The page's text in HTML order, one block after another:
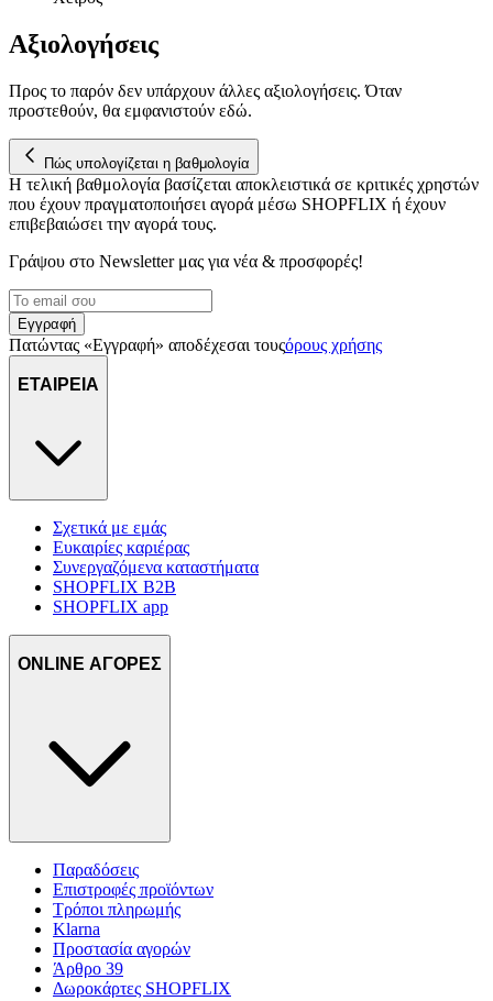
διεύθυνση IP σας, χρησιμοποιώντας τεχνολογία όπως cookies
για να αποθηκεύουμε και να έχουμε πρόσβαση σε πληροφορίες
στη συσκευή σας, με σκοπό την προβολή εξατομικευμένων
διαφημίσεων και περιεχομένου, τις μετρήσεις σχετικά με
διαφημίσεις και περιεχόμενο, την καλύτερη εικόνα του κοινού
μας και την ανάπτυξη προϊόντων. Επίσης, κοινοποιούμε
πληροφορίες σχετικά με την από μέρους σας χρήση της
τοποθεσίας μας στους συνεργάτες μέσων κοινωνικής
δικτύωσης, διαφημίσεων και ανάλυσης.
Αξιολογήσεις
Προς το παρόν δεν υπάρχουν άλλες αξιολογήσεις. Όταν
προστεθούν, θα εμφανιστούν εδώ.
Πώς υπολογίζεται η βαθμολογία
Η τελική βαθμολογία βασίζεται αποκλειστικά σε κριτικές χρηστών
που έχουν πραγματοποιήσει αγορά μέσω SHOPFLIX ή έχουν
επιβεβαιώσει την αγορά τους.
Γράψου στο Νewsletter μας για νέα & προσφορές!
Εγγραφή
Πατώντας «Εγγραφή» αποδέχεσαι τουςόρους χρήσης
ΕΤΑΙΡΕΙΑ
Σχετικά με εμάς
Ευκαιρίες καριέρας
Συνεργαζόμενα καταστήματα
SHOPFLIX B2B
SHOPFLIX app
ONLINE ΑΓΟΡΕΣ
Παραδόσεις
Επιστροφές προϊόντων
Τρόποι πληρωμής
Klarna
Προστασία αγορών
Άρθρο 39
Δωροκάρτες SHOPFLIX